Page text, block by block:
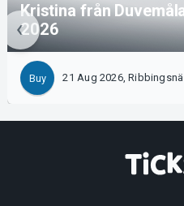
Kristina från
2026
Buy 21 Aug 2026,